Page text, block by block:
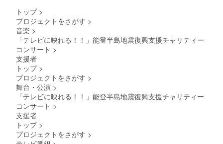
トップ >
プロジェクトをさがす >
音楽 >
「テレビに映れる！！」能登半島地震復興支援チャリティー
コンサート >
支援者
トップ >
プロジェクトをさがす >
舞台・公演 >
「テレビに映れる！！」能登半島地震復興支援チャリティー
コンサート >
支援者
トップ >
プロジェクトをさがす >